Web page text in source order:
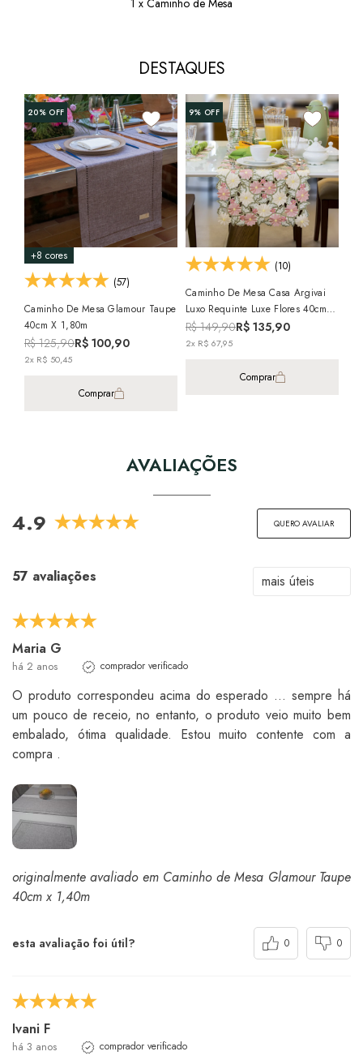
1 x Caminho de Mesa
DESTAQUES
20%OFF
+8 cores
(57)
Caminho De Mesa Glamour Taupe
40cm X 1,80m
R$ 125,90R$ 100,90
2x R$ 50,45
Comprar
9% OFF
(10)
Caminho De Mesa Casa Argivai
Luxo Requinte Luxe Flores 40cm X
1,40m
R$ 149,90R$ 135,90
2x R$ 67,95
Comprar
AVALIAÇÕES
4.9 QUERO AVALIAR
57 avaliações
Maria G
há 2 anos comprador verificado
O produto correspondeu acima do esperado ... sempre há
um pouco de receio, no entanto, o produto veio muito bem
embalado, ótima qualidade. Estou muito contente com a
compra .
originalmente avaliado em Caminho de Mesa Glamour Taupe
40cm x 1,40m
esta avaliação foi útil? 0 0
Ivani F
há 3 anos comprador verificado